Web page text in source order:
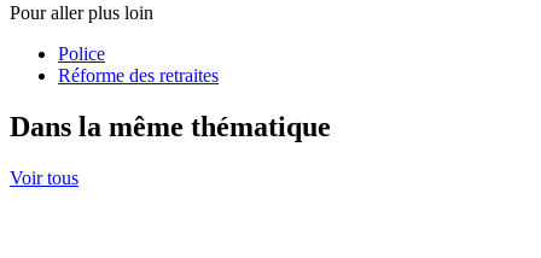
Pour aller plus loin
Police
Réforme des retraites
Dans la même thématique
Voir tous